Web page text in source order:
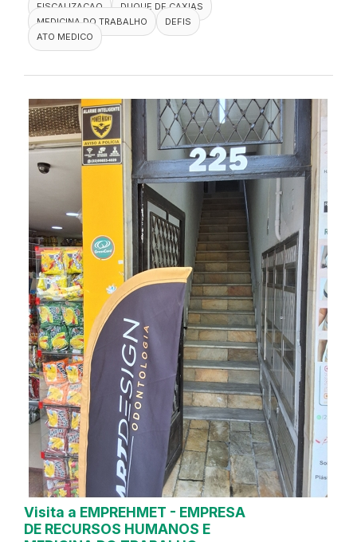
FISCALIZACAO
DUQUE DE CAXIAS
MEDICINA DO TRABALHO
DEFIS
ATO MEDICO
Visita a EMPREHMET - EMPRESA
DE RECURSOS HUMANOS E